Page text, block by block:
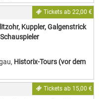
Tickets ab 22,00 €
Kuppler, Galgenstrick
, Historix-Tours (vor dem
Tickets ab 15,00 €